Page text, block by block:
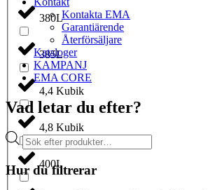
380L
385L
4,4 Kubik
4,8 Kubik
400L
Kontakta EMA
Garantiärende
Återförsäljare
Kataloger
KAMPANJ
EMA CORE
Vad letar du efter?
Produktsökning
Hur du filtrerar